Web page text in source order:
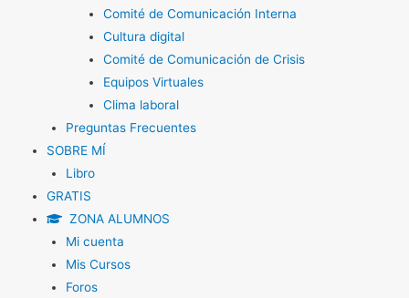
Comité de Comunicación Interna
Cultura digital
Comité de Comunicación de Crisis
Equipos Virtuales
Clima laboral
Preguntas Frecuentes
SOBRE MÍ
Libro
GRATIS
ZONA ALUMNOS
Mi cuenta
Mis Cursos
Foros